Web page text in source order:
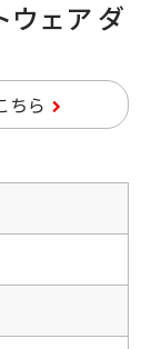
ウェア ダ
ちら